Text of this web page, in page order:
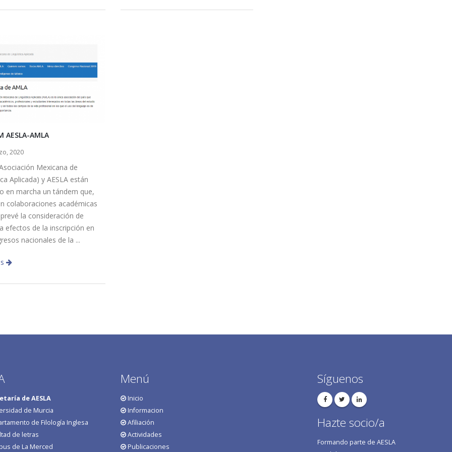
AESLA-AMLA
2020
Mexicana de
Aplicada) y AESLA están
en marcha un tándem que,
colaboraciones académicas
la consideración de
efectos de la inscripción en
nacionales de la ...
de AESLA
de Murcia
de Filología Inglesa
de letras
de La Merced
Menú
Inicio
Informacion
Afiliación
Actividades
Publicaciones
Síguenos
Hazte socio/a
Formando parte de AESLA